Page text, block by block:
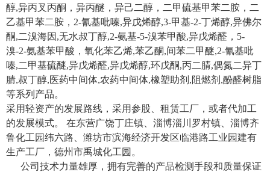
醇,异丙叉丙酮，异丙醚，异己二醇，二甲硫基甲苯二胺，二
乙基甲苯二胺，2-氰基吡嗪,异戊烯醇,3-甲基-2-丁烯醇,异佛尔
酮,二溴海因,无水叔丁醇,2-氨基-5-溴苯甲酸,异戊烯醛，5-
溴-2-氨基苯甲酸，氧化苯乙烯,苯乙酮,间苯二甲醚,2-氰基吡
嗪,二甲基硫醚,异戊烯醛,异戊烯醇,环戊酮,丙二腈,偶氮二异丁
腈,叔丁醇,医药中间体,农药中间体,橡塑助剂,阻燃剂,酚醛树脂
等系列产品。
采用轻资产的发展路线，采用参股、租赁工厂，或者代加工
的发展模式。 在东营广饶丁庄镇、淄博淄川罗村镇、淄博齐
鲁化工园纬六路、潍坊市滨海经济开发区临港路工业园建有
生产工厂，德州市禹城化工园。
公司技术力量雄厚，拥有完善的产品检测手段和质量保证